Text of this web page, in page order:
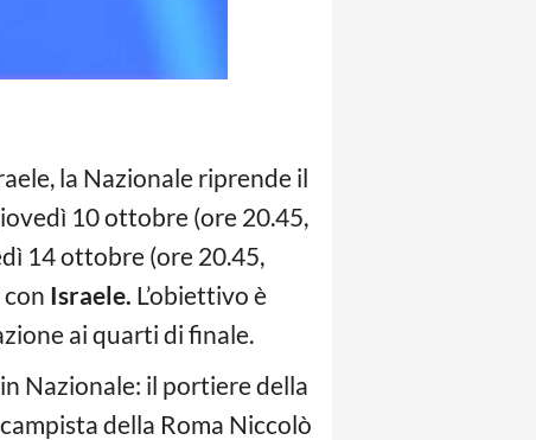
la Nazionale riprende il
10 ottobre (ore 20.45,
14 ottobre (ore 20.45,
Israele. L’obiettivo è
ai quarti di finale.
Nazionale: il portiere della
della Roma Niccolò